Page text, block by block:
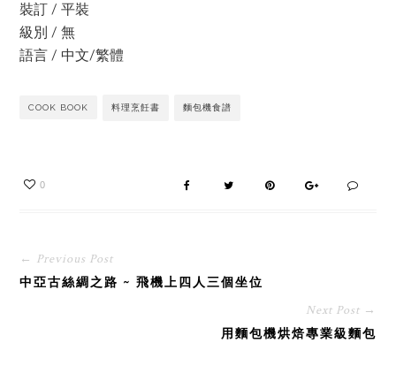
裝訂 / 平裝
級別 / 無
語言 / 中文/繁體
COOK BOOK 料理烹飪書 麵包機食譜
0
← Previous Post
中亞古絲綢之路 ~ 飛機上四人三個坐位
Next Post →
用麵包機烘焙專業級麵包